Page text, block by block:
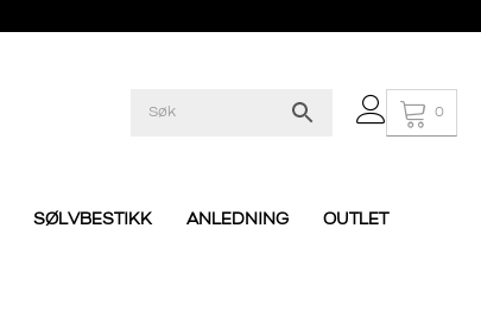
0
SØLVBESTIKK ANLEDNING
OUTLET